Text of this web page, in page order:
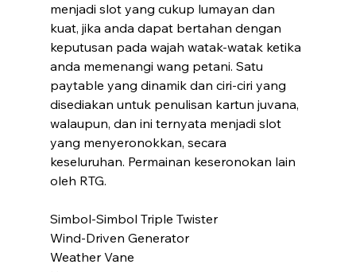
menjadi slot yang cukup lumayan dan
kuat, jika anda dapat bertahan dengan
keputusan pada wajah watak-watak ketika
anda memenangi wang petani. Satu
paytable yang dinamik dan ciri-ciri yang
disediakan untuk penulisan kartun juvana,
walaupun, dan ini ternyata menjadi slot
yang menyeronokkan, secara
keseluruhan. Permainan keseronokan lain
oleh RTG.
Simbol-Simbol Triple Twister
Wind-Driven Generator
Weather Vane